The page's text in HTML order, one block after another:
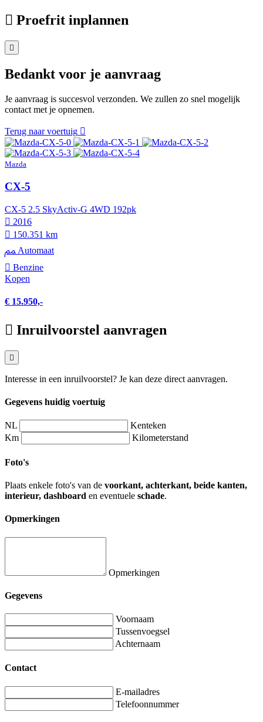
Proefrit inplannen
Bedankt voor je aanvraag
Je aanvraag is succesvol verzonden. We zullen zo snel mogelijk
contact met je opnemen.
Terug naar voertuig
Mazda
CX-5
CX-5 2.5 SkyActiv-G 4WD 192pk
2016
150.351 km
Automaat
Benzine
Kopen
€ 15.950,-
Inruilvoorstel aanvragen
Interesse in een inruilvoorstel? Je kan deze direct aanvragen.
Gegevens huidig voertuig
NL
Kenteken
Km
Kilometerstand
Foto's
Plaats enkele foto's van de voorkant, achterkant, beide kanten,
interieur, dashboard en eventuele schade.
Opmerkingen
Opmerkingen
Gegevens
Voornaam
Tussenvoegsel
Achternaam
Contact
E-mailadres
Telefoonnummer